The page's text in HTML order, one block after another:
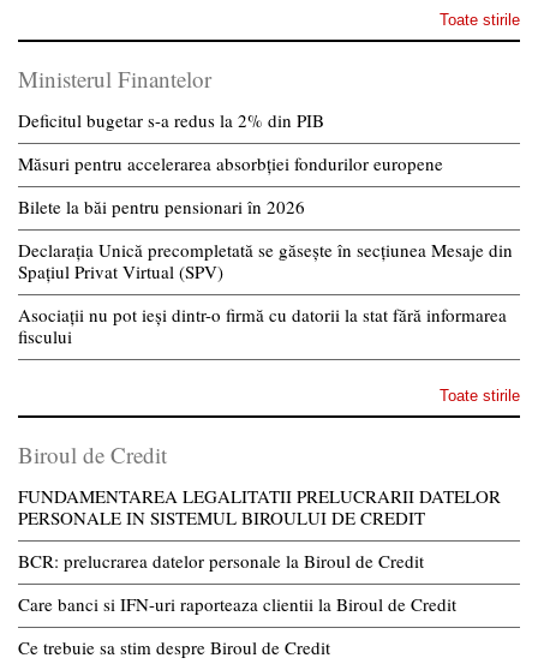
Toate stirile
Ministerul Finantelor
Deficitul bugetar s-a redus la 2% din PIB
Măsuri pentru accelerarea absorbției fondurilor europene
Bilete la băi pentru pensionari în 2026
Declarația Unică precompletată se găsește în secțiunea Mesaje din
Spațiul Privat Virtual (SPV)
Asociații nu pot ieși dintr-o firmă cu datorii la stat fără informarea
fiscului
Toate stirile
Biroul de Credit
FUNDAMENTAREA LEGALITATII PRELUCRARII DATELOR
PERSONALE IN SISTEMUL BIROULUI DE CREDIT
BCR: prelucrarea datelor personale la Biroul de Credit
Care banci si IFN-uri raporteaza clientii la Biroul de Credit
Ce trebuie sa stim despre Biroul de Credit